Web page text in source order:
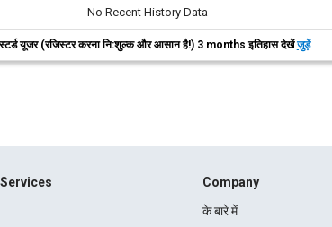
No Recent History Data
यूजर (रजिस्टर करना नि:शुल्क और आसान है!) 3 months इतिहास देखेंजुड़ें
Company
के बारे में